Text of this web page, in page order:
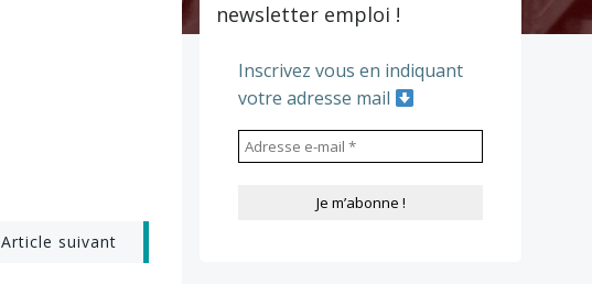
Article suivant
newsletter emploi !
Inscrivez vous en indiquant
votre adresse mail